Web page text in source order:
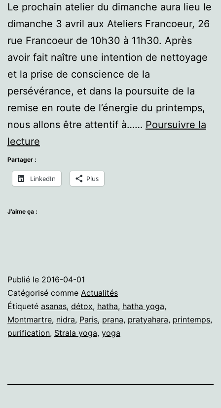
Le prochain atelier du dimanche aura lieu le
dimanche 3 avril aux Ateliers Francoeur, 26
rue Francoeur de 10h30 à 11h30. Après
avoir fait naître une intention de nettoyage
et la prise de conscience de la
persévérance, et dans la poursuite de la
remise en route de l’énergie du printemps,
nous allons être attentif à…… Poursuivre la
lecture
:
Partager :
LinkedIn Plus
J’aime ça :
Publié le 2016-04-01
Catégorisé comme Actualités
Étiqueté asanas, détox, hatha, hatha yoga,
Montmartre, nidra, Paris, prana, pratyahara, printemps,
purification, Strala yoga, yoga